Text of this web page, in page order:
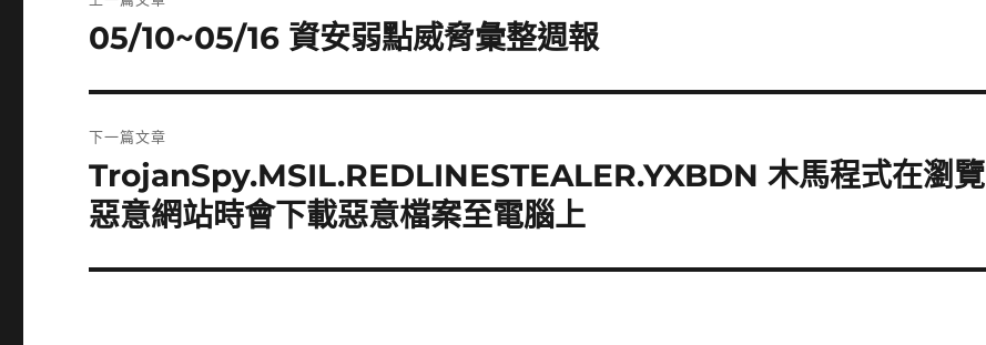
章
上
篇
文
05/10~05/16 資安弱點威脅彙整週報
下一篇文章
下
一
篇
文
TrojanSpy.MSIL.REDLINESTEALER.YXBDN 木馬程式在瀏覽
惡意網站時會下載惡意檔案至電腦上